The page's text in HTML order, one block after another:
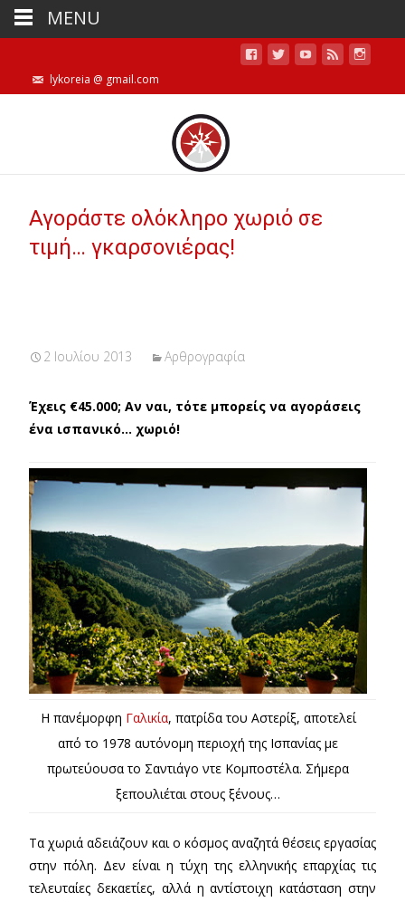
lykoreia @ gmail.com
Αγοράστε ολόκληρο χωριό σε
τιμή… γκαρσονιέρας!
2 Ιουλίου 2013 Αρθρογραφία
Έχεις €45.000; Αν ναι, τότε μπορείς να αγοράσεις
ένα ισπανικό… χωριό!
Η πανέμορφη Γαλικία, πατρίδα του Αστερίξ, αποτελεί
από το 1978 αυτόνομη περιοχή της Ισπανίας με
πρωτεύουσα το Σαντιάγο ντε Κομποστέλα. Σήμερα
ξεπουλιέται στους ξένους…
Τα χωριά αδειάζουν και ο κόσμος αναζητά θέσεις εργασίας
στην πόλη. Δεν είναι η τύχη της ελληνικής επαρχίας τις
τελευταίες δεκαετίες, αλλά η αντίστοιχη κατάσταση στην
MENU